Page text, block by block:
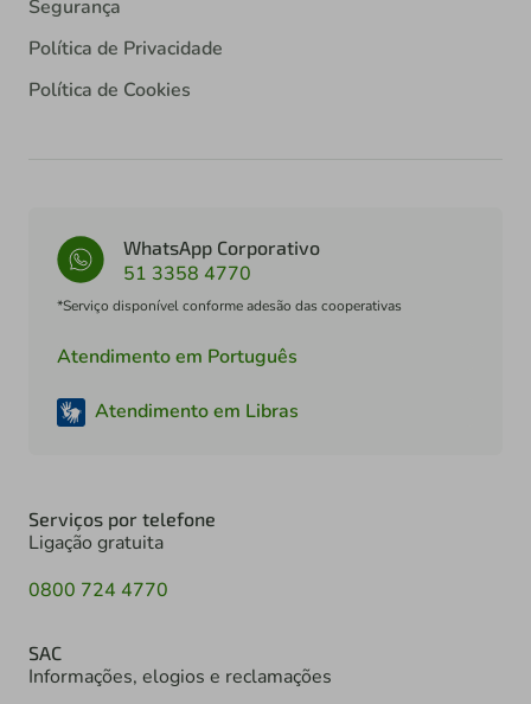
Segurança
Política de Privacidade
Política de Cookies
WhatsApp Corporativo
51 3358 4770
*Serviço disponível conforme adesão das cooperativas
Atendimento em Português
Atendimento em Libras
Serviços por telefone
Ligação gratuita
0800 724 4770
SAC
Informações, elogios e reclamações